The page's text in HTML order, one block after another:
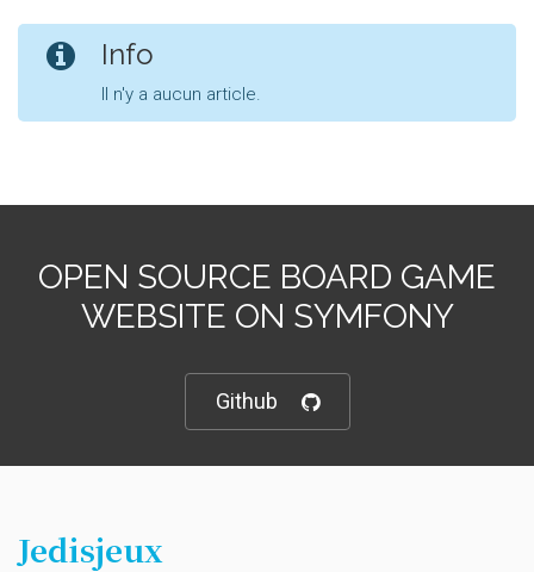
Info
Il n'y a aucun article.
OPEN SOURCE BOARD GAME
WEBSITE ON SYMFONY
Github
Jedisjeux